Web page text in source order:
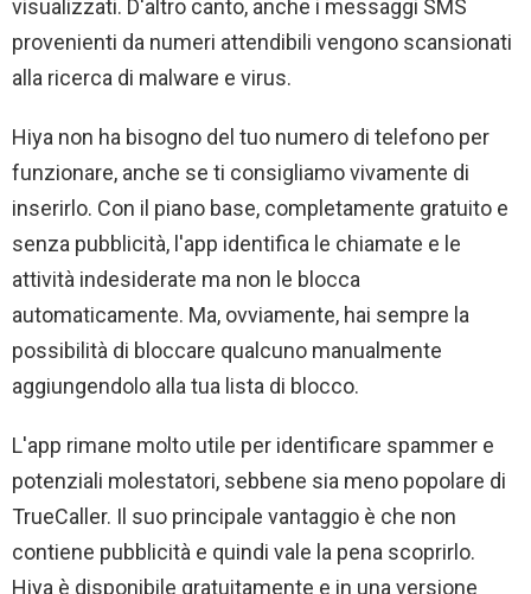
visualizzati. D'altro canto, anche i messaggi SMS
provenienti da numeri attendibili vengono scansionati
alla ricerca di malware e virus.
Hiya non ha bisogno del tuo numero di telefono per
funzionare, anche se ti consigliamo vivamente di
inserirlo. Con il piano base, completamente gratuito e
senza pubblicità, l'app identifica le chiamate e le
attività indesiderate ma non le blocca
automaticamente. Ma, ovviamente, hai sempre la
possibilità di bloccare qualcuno manualmente
aggiungendolo alla tua lista di blocco.
L'app rimane molto utile per identificare spammer e
potenziali molestatori, sebbene sia meno popolare di
TrueCaller. Il suo principale vantaggio è che non
contiene pubblicità e quindi vale la pena scoprirlo.
Hiya è disponibile gratuitamente e in una versione